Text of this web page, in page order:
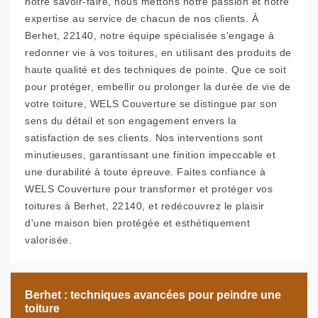
expertise au service de chacun de nos clients. À
Berhet, 22140, notre équipe spécialisée s'engage à
redonner vie à vos toitures, en utilisant des produits de
haute qualité et des techniques de pointe. Que ce soit
pour protéger, embellir ou prolonger la durée de vie de
votre toiture, WELS Couverture se distingue par son
sens du détail et son engagement envers la
satisfaction de ses clients. Nos interventions sont
minutieuses, garantissant une finition impeccable et
une durabilité à toute épreuve. Faites confiance à
WELS Couverture pour transformer et protéger vos
toitures à Berhet, 22140, et redécouvrez le plaisir
d'une maison bien protégée et esthétiquement
valorisée.
Berhet : techniques avancées pour peindre une
toiture